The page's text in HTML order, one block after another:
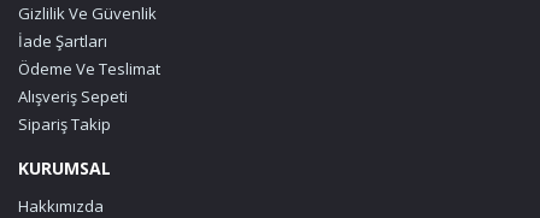
Gizlilik Ve Güvenlik
İade Şartları
Ödeme Ve Teslimat
Alışveriş Sepeti
Sipariş Takip
KURUMSAL
Hakkımızda